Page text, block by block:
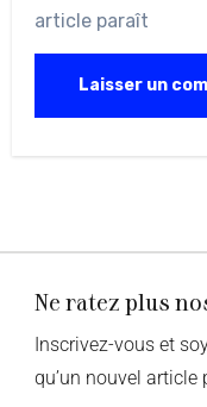
article paraît
Ne ratez plus
Inscrivez-vous et
qu’un nouvel article